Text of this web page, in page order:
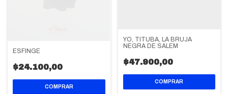
ESFINGE
$24.100,00
YO, TITUBA, LA BRUJA
NEGRA DE SALEM
$47.900,00